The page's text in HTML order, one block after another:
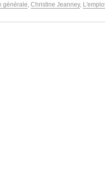
générale Christine Jeanney,